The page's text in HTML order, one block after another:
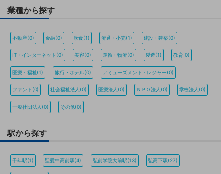
業種から探す
不動産(0) 金融(0) 飲食(1) 流通・小売(1) 建設・建築(0)
IT・インターネット(0) 美容(0) 運輸・物流(0) 製造(1) 教育(0)
医療・福祉(1) 旅行・ホテル(0) アミューズメント・レジャー(0)
ファンド(0) 社会福祉法人(0) 医療法人(0) ＮＰＯ法人(0) 学校法人(0)
一般社団法人(0) その他(0)
駅から探す
千年駅(1) 聖愛中高前駅(4) 弘前学院大前駅(13) 弘高下駅(27)